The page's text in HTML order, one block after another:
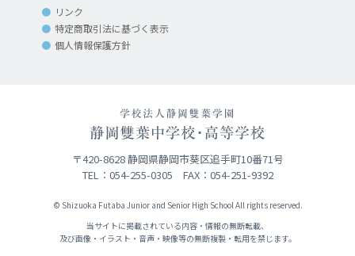
リンク
特定商取引法に基づく表示
個人情報保護方針
〒420-8628 静岡県静岡市葵区追手町10番71号
TEL：054-255-0305 FAX：054-251-9392
© Shizuoka Futaba Junior and Senior High School All rights reserved.
当サイトに掲載されている内容・情報の無断転載、
及び画像・イラスト・音声・映像等の無断複製・転用を禁じます。